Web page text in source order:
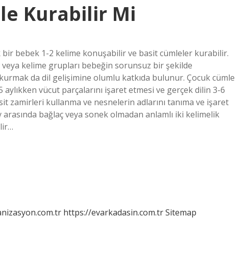
Kurabilir Mi
bir bebek 1-2 kelime konuşabilir ve basit cümleler kurabilir.
kelime grupları bebeğin sorunsuz bir şekilde
da dil gelişimine olumlu katkıda bulunur. Çocuk cümle
vücut parçalarını işaret etmesi ve gerçek dilin 3-6
zamirleri kullanma ve nesnelerin adlarını tanıma ve işaret
bağlaç veya sonek olmadan anlamlı iki kelimelik
https://evarkadasin.com.trSitemap